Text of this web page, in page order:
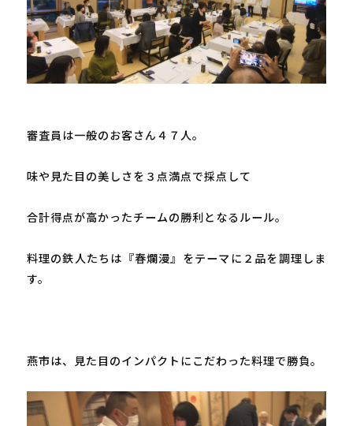
審査員は一般のお客さん４７人。
味や見た目の美しさを３点満点で採点して
合計得点が高かったチームの勝利となるルール。
料理の鉄人たちは『春爛漫』をテーマに２品を調理しま
す。
燕市は、見た目のインパクトにこだわった料理で勝負。